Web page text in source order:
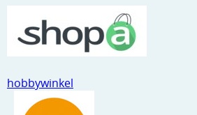
hobbywinkel